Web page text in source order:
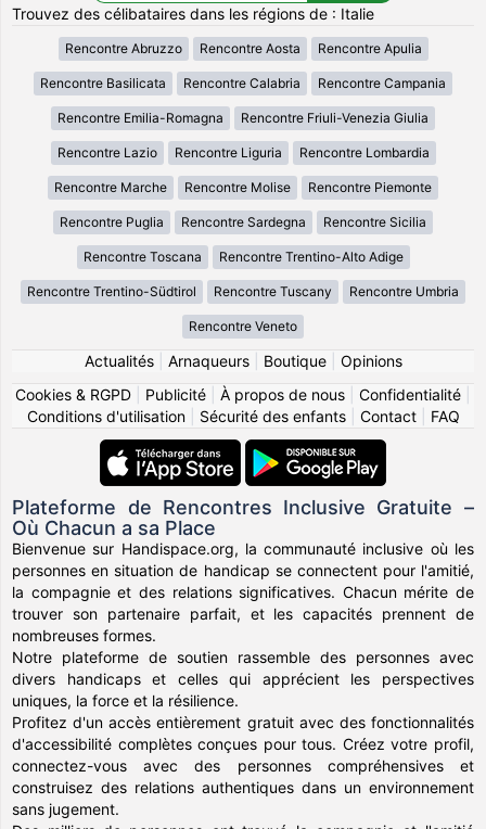
Trouvez des célibataires dans les régions de : Italie
Rencontre Abruzzo Rencontre Aosta Rencontre Apulia
Rencontre Basilicata Rencontre Calabria Rencontre Campania
Rencontre Emilia-Romagna Rencontre Friuli-Venezia Giulia
Rencontre Lazio Rencontre Liguria Rencontre Lombardia
Rencontre Marche Rencontre Molise Rencontre Piemonte
Rencontre Puglia Rencontre Sardegna Rencontre Sicilia
Rencontre Toscana Rencontre Trentino-Alto Adige
Rencontre Trentino-Südtirol Rencontre Tuscany Rencontre Umbria
Rencontre Veneto
Actualités| Arnaqueurs| Boutique| Opinions
Cookies & RGPD
Publicité À propos de nous Confidentialité
Conditions d'utilisation| Sécurité des enfants| Contact| FAQ
Plateforme de Rencontres Inclusive Gratuite –
Où Chacun a sa Place
Bienvenue sur Handispace.org, la communauté inclusive où les
personnes en situation de handicap se connectent pour l'amitié,
la compagnie et des relations significatives. Chacun mérite de
trouver son partenaire parfait, et les capacités prennent de
nombreuses formes.
Notre plateforme de soutien rassemble des personnes avec
divers handicaps et celles qui apprécient les perspectives
uniques, la force et la résilience.
Profitez d'un accès entièrement gratuit avec des fonctionnalités
d'accessibilité complètes conçues pour tous. Créez votre profil,
connectez-vous avec des personnes compréhensives et
construisez des relations authentiques dans un environnement
sans jugement.